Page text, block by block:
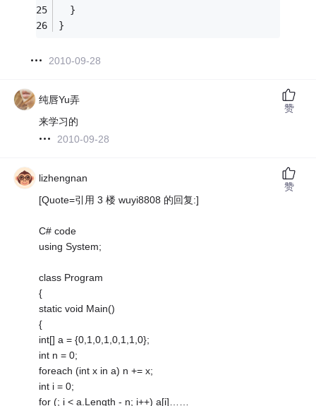
  }
}
2010-09-28
纯唇Yu弄
来学习的
2010-09-28
赞
lizhengnan
[Quote=引用 3 楼 wuyi8808 的回复:]
C# code
using System;
class Program
{
static void Main()
{
int[] a = {0,1,0,1,0,1,1,0};
int n = 0;
foreach (int x in a) n += x;
int i = 0;
for (; i < a.Length - n; i++) a[i]……
赞